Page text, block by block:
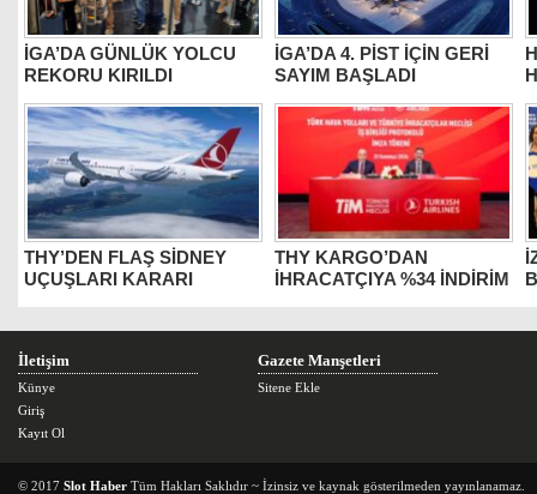
İGA’DA GÜNLÜK YOLCU
REKORU KIRILDI
İGA’DA 4. PİST İÇİN GERİ
SAYIM BAŞLADI
THY’DEN FLAŞ SİDNEY
UÇUŞLARI KARARI
THY KARGO’DAN
İHRACATÇIYA %34 İNDİRİM
İletişim
Künye
Giriş
Kayıt Ol
Gazete Manşetleri
Sitene Ekle
© 2017 Slot Haber Tüm Hakları Saklıdır ~ İzinsiz ve kaynak gösterilmeden yayınlanamaz.